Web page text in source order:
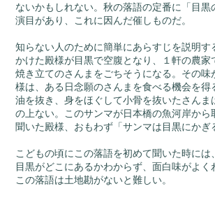
ないかもしれない。秋の落語の定番に「目黒
演目があり、これに因んだ催しものだ。
知らない人のために簡単にあらすじを説明す
かけた殿様が目黒で空腹となり、１軒の農家
焼き立てのさんまをごちそうになる。その味
様は、ある日念願のさんまを食べる機会を得
油を抜き、身をほぐして小骨を抜いたさんま
の上ない。このサンマが日本橋の魚河岸から
聞いた殿様、おもわず「サンマは目黒にかぎ
こどもの頃にこの落語を初めて聞いた時には
目黒がどこにあるかわからず、面白味がよく
この落語は土地勘がないと難しい。